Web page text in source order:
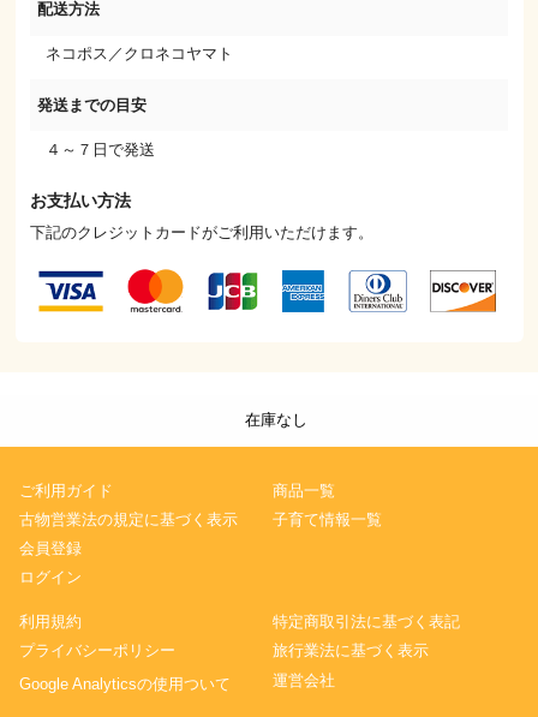
配送方法
ネコポス／クロネコヤマト
発送までの目安
４～７日で発送
お支払い方法
下記のクレジットカードがご利用いただけます。
在庫なし
ご利用ガイド
古物営業法の規定に基づく表示
会員登録
ログイン
商品一覧
子育て情報一覧
利用規約
プライバシーポリシー
Google Analyticsの使用ついて
特定商取引法に基づく表記
旅行業法に基づく表示
運営会社